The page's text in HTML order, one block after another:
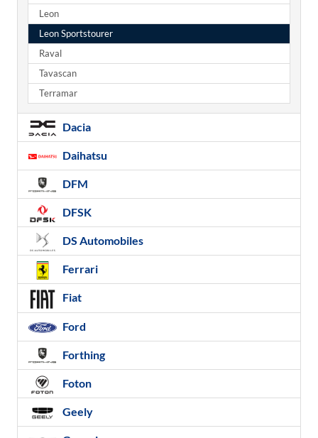
Leon
Leon Sportstourer
Raval
Tavascan
Terramar
Dacia
Daihatsu
DFM
DFSK
DS Automobiles
Ferrari
Fiat
Ford
Forthing
Foton
Geely